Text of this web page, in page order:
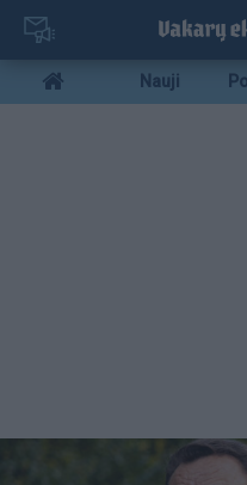
Pereiti
pagrindinį
turinį
Mobile
menu
Nauji